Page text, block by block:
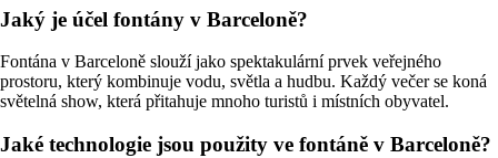
Jaký je účel fontány v Barceloně?
Fontána v Barceloně slouží jako spektakulární prvek veřejného
prostoru, který kombinuje vodu, světla a hudbu. Každý večer se koná
světelná show, která přitahuje mnoho turistů i místních obyvatel.
Jaké technologie jsou použity ve fontáně v Barceloně?